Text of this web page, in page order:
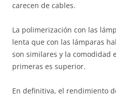
carecen de cables.
La polimerización con las
lenta que con las lámparas
son similares y la comodidad
primeras es superior.
En definitiva, el rendimiento